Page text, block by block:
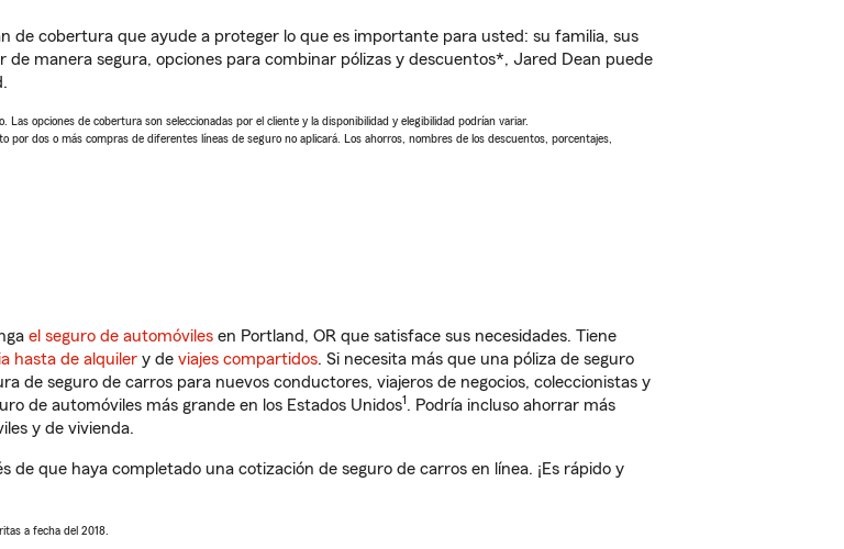
de cobertura que ayude a proteger lo que es importante para usted: su familia, sus
manera segura, opciones para combinar pólizas y descuentos*, Jared Dean puede
opciones de cobertura son seleccionadas por el cliente y la disponibilidad y elegibilidad podrían variar.
dos o más compras de diferentes líneas de seguro no aplicará. Los ahorros, nombres de los descuentos, porcentajes,
el seguro de automóviles en Portland, OR que satisface sus necesidades. Tiene
hasta de alquiler y de viajes compartidos. Si necesita más que una póliza de seguro
de seguro de carros para nuevos conductores, viajeros de negocios, coleccionistas y
de automóviles más grande en los Estados Unidos1. Podría incluso ahorrar más
y de vivienda.
que haya completado una cotización de seguro de carros en línea. ¡Es rápido y
a fecha del 2018.